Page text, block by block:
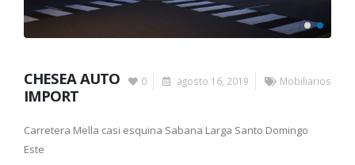
0 agosto 16, 2019 Mobiliarios
CHESEA AUTO
IMPORT
Carretera Mella casi esquina Sabana Larga Santo Domingo
Este